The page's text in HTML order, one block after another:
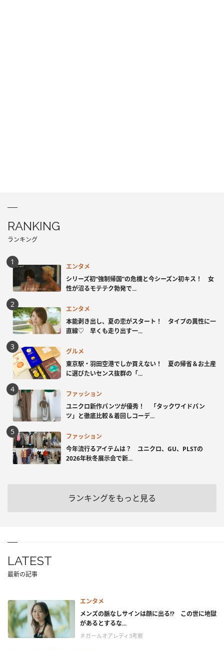
RANKING
ランキング
エンタメ
シリーズ初“強制帰国”の危機と今シーズン初キス！ 女
性が沼るモテテク勃発で...
エンタメ
本能剥き出し、夏の恋がスタート！ タイプの異性に一
直線♡ 早くも走り出す一...
グルメ
東京駅・羽田空港でしか買えない！ 夏の帰省＆お土産
に選びたいセンス抜群の「...
ファッション
ユニクロ新作パンツが優秀！ 「タックワイドパン
ツ」と徹底比較＆着回しコーデ...
ファッション
今年流行るアイテムは？ ユニクロ、GU、PLSTの
2026年秋冬展示会で新...
ランキングをもっと見る
LATEST
最新の記事
エンタメ
メンズの脈なしサインは顔に出る!? この世に地獄
があるとするな...
＃ガールオアレディ3考察